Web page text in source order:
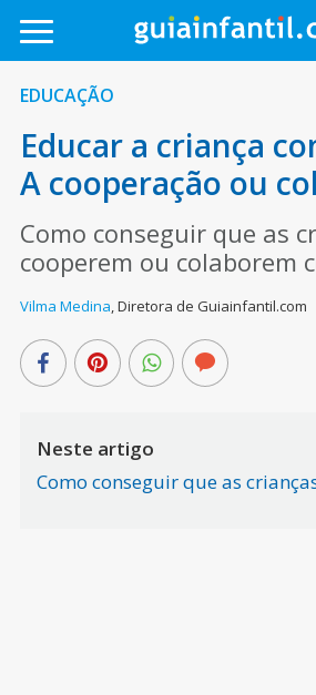
EDUCAÇÃO
Educar a criança
A cooperação ou
Como conseguir que as
cooperem ou colaborem
Vilma Medina,Diretora de Guiainfantil.com
Neste artigo
Como conseguir que as